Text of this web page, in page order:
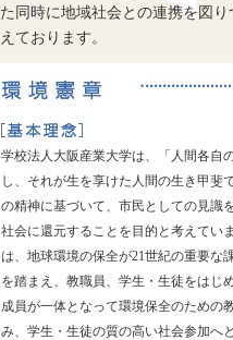
た同時に地域社会との連携を図
えております。
学校法人大阪産業大学は、「人間各自
し、それが生を享けた人間の生き甲斐
の精神に基づいて、市民としての見識
社会に還元することを目的と考えてい
は、地球環境の保全が21世紀の重要な
を踏まえ、教職員、学生・生徒をはじ
成員が一体となって環境保全のための
み、学生・生徒の質の高い社会参加へ